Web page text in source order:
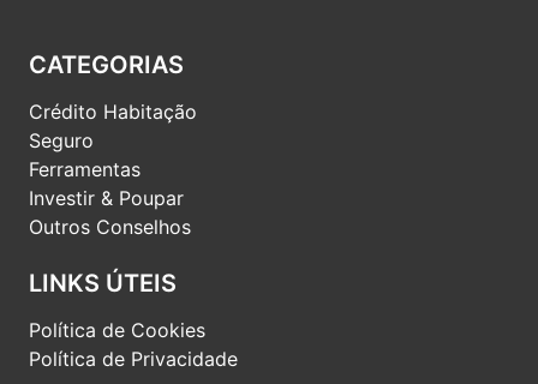
CATEGORIAS
Crédito Habitação
Seguro
Ferramentas
Investir & Poupar
Outros Conselhos
LINKS ÚTEIS
Política de Cookies
Política de Privacidade